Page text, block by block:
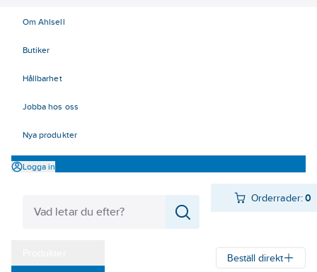
Om Ahlsell
Butiker
Hållbarhet
Jobba hos oss
Nya produkter
Logga in
Orderrader:0
Beställ direkt